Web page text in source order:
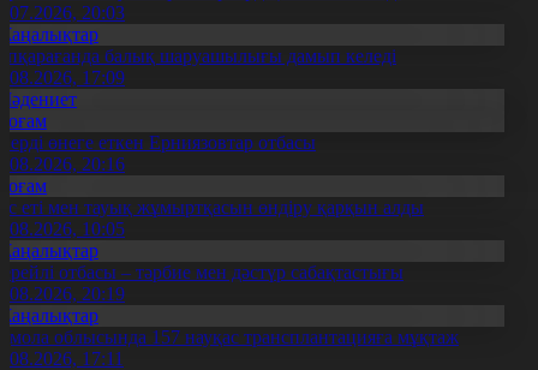
20:03
балық шаруашылығы дамып келеді
17:09
өнеге еткен Ерниязовтар отбасы
20:16
еті мен тауық жұмыртқасын өндіру қарқын алды
10:05
отбасы – тәрбие мен дәстүр сабақтастығы
20:19
облысында 157 науқас трансплантацияға мұқтаж
17:11